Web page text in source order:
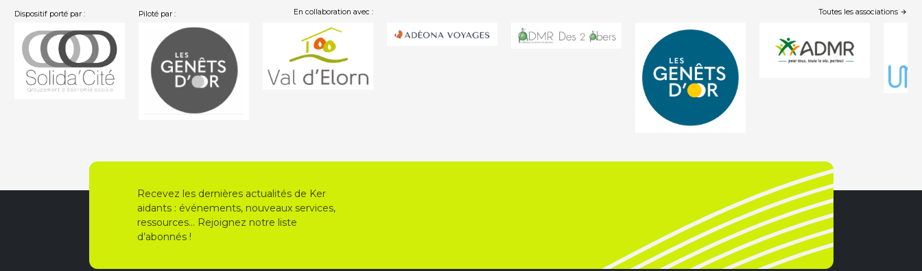
Dispositif porté par : Piloté par : En collaboration avec : Toutes les associations
Recevez les dernières actualités de Ker
aidants : événements, nouveaux services,
ressources… Rejoignez notre liste
d’abonnés !